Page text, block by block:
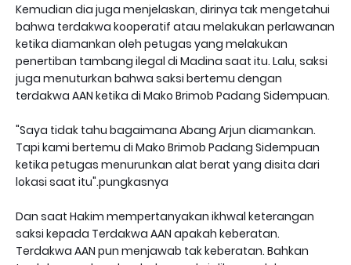
Kemudian dia juga menjelaskan, dirinya tak mengetahui
bahwa terdakwa kooperatif atau melakukan perlawanan
ketika diamankan oleh petugas yang melakukan
penertiban tambang ilegal di Madina saat itu. Lalu, saksi
juga menuturkan bahwa saksi bertemu dengan
terdakwa AAN ketika di Mako Brimob Padang Sidempuan.
"Saya tidak tahu bagaimana Abang Arjun diamankan.
Tapi kami bertemu di Mako Brimob Padang Sidempuan
ketika petugas menurunkan alat berat yang disita dari
lokasi saat itu".pungkasnya
Dan saat Hakim mempertanyakan ikhwal keterangan
saksi kepada Terdakwa AAN apakah keberatan.
Terdakwa AAN pun menjawab tak keberatan. Bahkan